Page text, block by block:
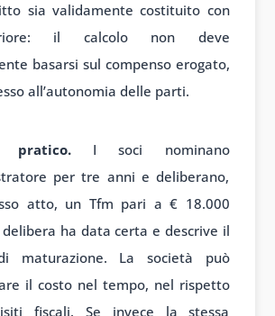
sia validamente costituito con
il calcolo non deve
basarsi sul compenso erogato,
all’autonomia delle parti.
pratico.I soci nominano
per tre anni e deliberano,
atto, un Tfm pari a € 18.000
delibera ha data certa e descrive il
maturazione. La società può
il costo nel tempo, nel rispetto
fiscali. Se invece la stessa